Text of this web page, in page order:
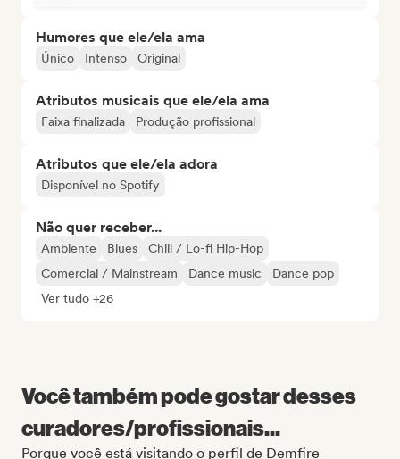
Humores que ele/ela ama
Único Intenso Original
Atributos musicais que ele/ela ama
Faixa finalizada Produção profissional
Atributos que ele/ela adora
Disponível no Spotify
Não quer receber...
Ambiente Blues
Chill / Lo-fi Hip-Hop
Comercial / Mainstream
Dance music
Dance pop
Ver tudo +26
Você também pode gostar desses
curadores/profissionais...
Porque você está visitando o perfil de Demfire